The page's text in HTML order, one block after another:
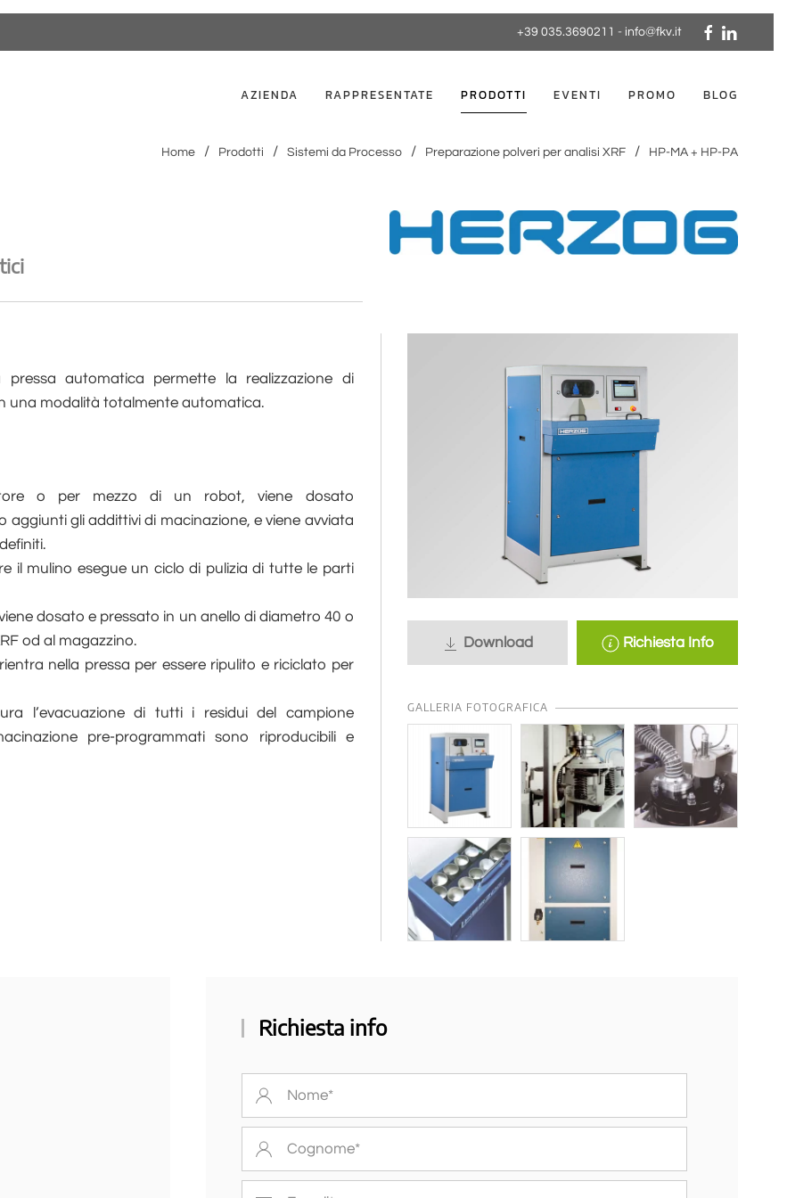
+39 035.3690211 - info@fkv.it
AZIENDA RAPPRESENTATE PRODOTTI EVENTI PROMO BLOG
Home Prodotti Sistemi da Processo Preparazione polveri per analisi XRF HP-MA + HP-PA
automatica permette la realizzazione di
una modalità totalmente automatica.
o per mezzo di un robot, viene dosato
gli addittivi di macinazione, e viene avviata
il mulino esegue un ciclo di pulizia di tutte le parti
dosato e pressato in un anello di diametro 40 o
od al magazzino.
nella pressa per essere ripulito e riciclato per
l’evacuazione di tutti i residui del campione
pre-programmati sono riproducibili e
Download Richiesta Info
GALLERIA FOTOGRAFICA
Richiesta info